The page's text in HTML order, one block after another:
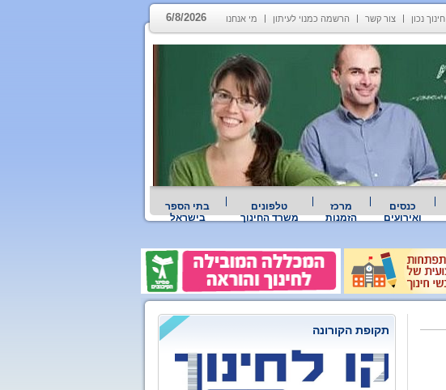
חינוך נכון צור קשר הרשמה כמנוי לעיתון מי אנחנו 6/8/2026
כנסים
ואירועים
מרכז
הזמנות
טלפונים
משרד החינוך
בתי הספר
בישראל
תקופת הקורונה